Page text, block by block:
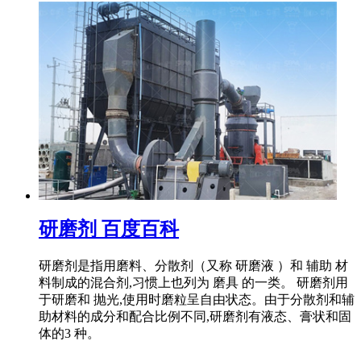
研磨剂 百度百科
研磨剂是指用磨料、分散剂（又称 研磨液 ）和 辅助 材
料制成的混合剂,习惯上也列为 磨具 的一类。 研磨剂用
于研磨和 抛光,使用时磨粒呈自由状态。由于分散剂和辅
助材料的成分和配合比例不同,研磨剂有液态、膏状和固
体的3 种。